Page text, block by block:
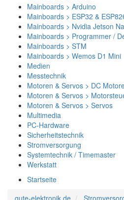
Mainboards > Arduino
Mainboards > ESP32 &
Mainboards > Nvidia Jetson
Mainboards > Programmer /
Mainboards > STM
Mainboards > Wemos D1 Mini
Medien
Messtechnik
Motoren & Servos > DC
Motoren & Servos >
Motoren & Servos > Servos
Multimedia
PC-Hardware
Sicherheitstechnik
Stromversorgung
Systemtechnik / Timemaster
Werkstatt
Startseite
gute-elektronik.de